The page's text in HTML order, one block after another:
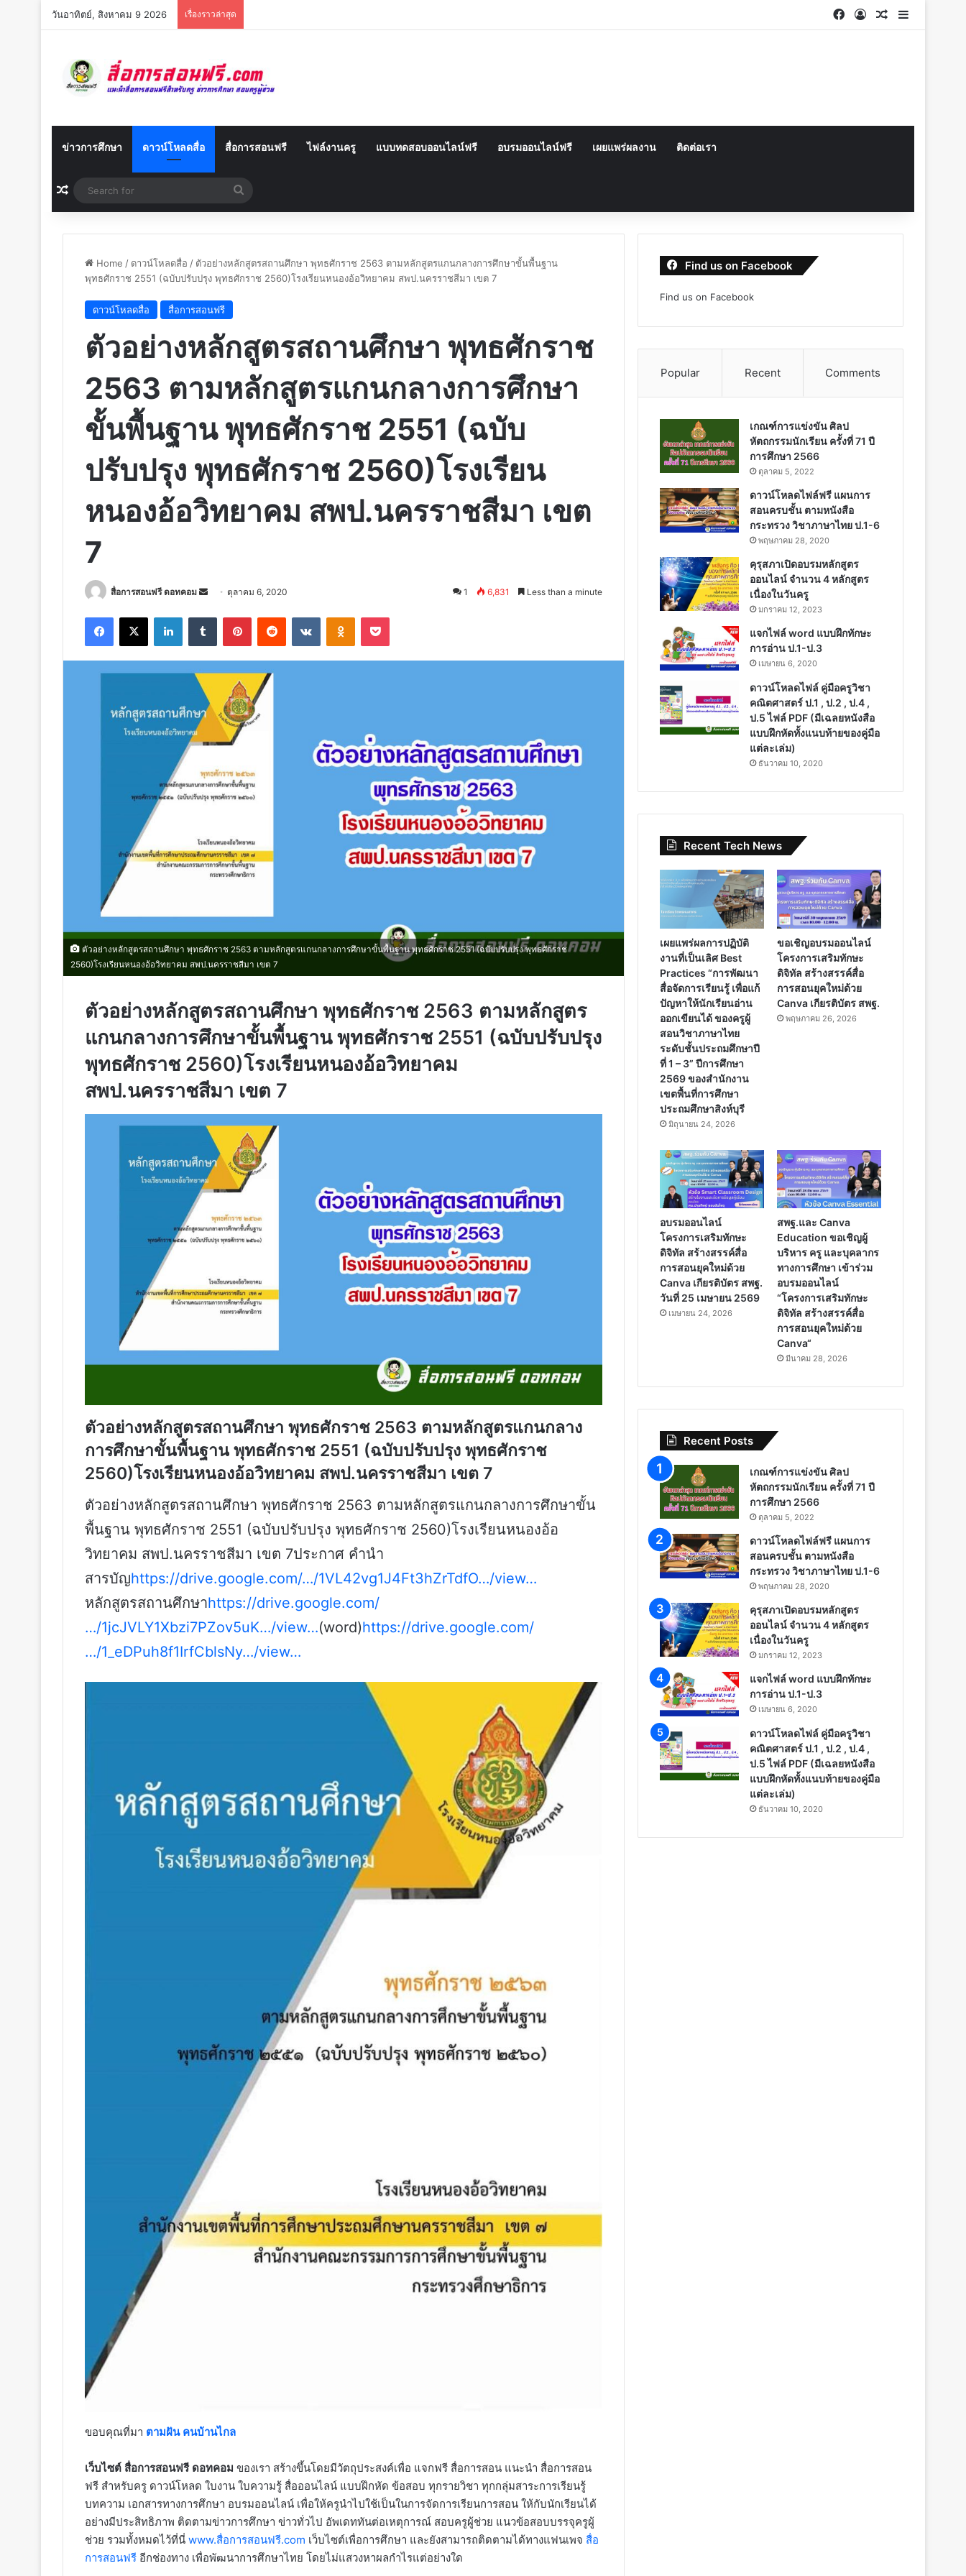
วันอาทิตย์, สิงหาคม 9 2026 เรื่องราวล่าสุด Facebook
Log InRandom
Sidebar
ข่าวการศึกษา ดาวน์โหลดสื่อ สื่อการสอนฟรี ไฟล์งานครู แบบทดสอบออนไลน์ฟรี อบรมออนไลน์ฟรี เผยแพร่ผลงาน ติดต่อเรา
Random Article
for
Home / ดาวน์โหลดสื่อ / ตัวอย่างหลักสูตรสถานศึกษา พุทธศักราช 2563 ตามหลักสูตรแกนกลางการศึกษาขั้นพื้นฐาน
พุทธศักราช 2551 (ฉบับปรับปรุง พุทธศักราช 2560)โรงเรียนหนองอ้อวิทยาคม สพป.นครราชสีมา เขต 7
ดาวน์โหลดสื่อ สื่อการสอนฟรี
ตัวอย่างหลักสูตรสถานศึกษา พุทธศักราช
2563 ตามหลักสูตรแกนกลางการศึกษา
ขั้นพื้นฐาน พุทธศักราช 2551 (ฉบับ
ปรับปรุง พุทธศักราช 2560)โรงเรียน
หนองอ้อวิทยาคม สพป.นครราชสีมา เขต
7
สื่อการสอนฟรี ดอทคอม
Send ตุลาคม 6, 2020 1 6,831 Less than a minute
Facebook
X LinkedInTumblr PinterestReddit VKontakteOdnoklassniki
Pocket
ตัวอย่างหลักสูตรสถานศึกษา พุทธศักราช 2563 ตามหลักสูตรแกนกลางการศึกษาขั้นพื้นฐาน พุทธศักราช 2551 (ฉบับปรับปรุง พุทธศักราช
2560)โรงเรียนหนองอ้อวิทยาคม สพป.นครราชสีมา เขต 7
ตัวอย่างหลักสูตรสถานศึกษา พุทธศักราช 2563 ตามหลักสูตร
แกนกลางการศึกษาขั้นพื้นฐาน พุทธศักราช 2551 (ฉบับปรับปรุง
พุทธศักราช 2560)โรงเรียนหนองอ้อวิทยาคม
สพป.นครราชสีมา เขต 7
ตัวอย่างหลักสูตรสถานศึกษา พุทธศักราช 2563 ตามหลักสูตรแกนกลาง
การศึกษาขั้นพื้นฐาน พุทธศักราช 2551 (ฉบับปรับปรุง พุทธศักราช
2560)โรงเรียนหนองอ้อวิทยาคม สพป.นครราชสีมา เขต 7
ตัวอย่างหลักสูตรสถานศึกษา พุทธศักราช 2563 ตามหลักสูตรแกนกลางการศึกษาขั้น
พื้นฐาน พุทธศักราช 2551 (ฉบับปรับปรุง พุทธศักราช 2560)โรงเรียนหนองอ้อ
วิทยาคม สพป.นครราชสีมา เขต 7ประกาศ คำนำ
สารบัญhttps://drive.google.com/…/1VL42vg1J4Ft3hZrTdfO…/view…
หลักสูตรสถานศึกษาhttps://drive.google.com/
…/1jcJVLY1Xbzi7PZov5uK…/view…(word)https://drive.google.com/
…/1_eDPuh8f1IrfCblsNy…/view…
ขอบคุณที่มา ตามฝัน คนบ้านไกล
เว็บไซต์ สื่อการสอนฟรี ดอทคอม ของเรา สร้างขึ้นโดยมีวัตถุประสงค์เพื่อ แจกฟรี สื่อการสอน แนะนำ สื่อการสอน
ฟรี สำหรับครู ดาวน์โหลด ใบงาน ใบความรู้ สื่อออนไลน์ แบบฝึกหัด ข้อสอบ ทุกรายวิชา ทุกกลุ่มสาระการเรียนรู้
บทความ เอกสารทางการศึกษา อบรมออนไลน์ เพื่อให้ครูนำไปใช้เป็นในการจัดการเรียนการสอน ให้กับนักเรียนได้
อย่างมีประสิทธิภาพ ติดตามข่าวการศึกษา ข่าวทั่วไป อัพเดททันต่อเหตุการณ์ สอบครูผู้ช่วย แนวข้อสอบบรรจุครูผู้
ช่วย รวมทั้งหมดไว้ที่นี่ www.สื่อการสอนฟรี.com เว็บไซต์เพื่อการศึกษา และยังสามารถติดตามได้ทางแฟนเพจ สื่อ
การสอนฟรี อีกช่องทาง เพื่อพัฒนาการศึกษาไทย โดยไม่แสวงหาผลกำไรแต่อย่างใด
Find us on Facebook
Find us on Facebook
Popular Recent Comments
เกณฑ์การแข่งขัน ศิลป
หัตถกรรมนักเรียน ครั้งที่ 71 ปี
การศึกษา 2566
ตุลาคม 5, 2022
ดาวน์โหลดไฟล์ฟรี แผนการ
สอนครบชั้น ตามหนังสือ
กระทรวง วิชาภาษาไทย ป.1-6
พฤษภาคม 28, 2020
คุรุสภาเปิดอบรมหลักสูตร
ออนไลน์ จำนวน 4 หลักสูตร
เนื่องในวันครู
มกราคม 12, 2023
แจกไฟล์ word แบบฝึกทักษะ
การอ่าน ป.1-ป.3
เมษายน 6, 2020
ดาวน์โหลดไฟล์ คู่มือครูวิชา
คณิตศาสตร์ ป.1 , ป.2 , ป.4 ,
ป.5 ไฟล์ PDF (มีเฉลยหนังสือ
แบบฝึกหัดทั้งแนบท้ายของคู่มือ
แต่ละเล่ม)
ธันวาคม 10, 2020
Recent Tech News
เผยแพร่ผลการปฏิบัติ
งานที่เป็นเลิศ Best
Practices “การพัฒนา
สื่อจัดการเรียนรู้ เพื่อแก้
ปัญหาให้นักเรียนอ่าน
ออกเขียนได้ ของครูผู้
สอนวิชาภาษาไทย
ระดับชั้นประถมศึกษาปี
ที่ 1 – 3” ปีการศึกษา
2569 ของสำนักงาน
เขตพื้นที่การศึกษา
ประถมศึกษาสิงห์บุรี
มิถุนายน 24, 2026
ขอเชิญอบรมออนไลน์
โครงการเสริมทักษะ
ดิจิทัล สร้างสรรค์สื่อ
การสอนยุคใหม่ด้วย
Canva เกียรติบัตร สพฐ.
พฤษภาคม 26, 2026
อบรมออนไลน์
โครงการเสริมทักษะ
ดิจิทัล สร้างสรรค์สื่อ
การสอนยุคใหม่ด้วย
Canva เกียรติบัตร สพฐ.
วันที่ 25 เมษายน 2569
เมษายน 24, 2026
สพฐ.และ Canva
Education ขอเชิญผู้
บริหาร ครู และบุคลากร
ทางการศึกษา เข้าร่วม
อบรมออนไลน์
“โครงการเสริมทักษะ
ดิจิทัล สร้างสรรค์สื่อ
การสอนยุคใหม่ด้วย
Canva“
มีนาคม 28, 2026
Recent Posts
เกณฑ์การแข่งขัน ศิลป
หัตถกรรมนักเรียน ครั้งที่ 71 ปี
การศึกษา 2566
ตุลาคม 5, 2022
ดาวน์โหลดไฟล์ฟรี แผนการ
สอนครบชั้น ตามหนังสือ
กระทรวง วิชาภาษาไทย ป.1-6
พฤษภาคม 28, 2020
คุรุสภาเปิดอบรมหลักสูตร
ออนไลน์ จำนวน 4 หลักสูตร
เนื่องในวันครู
มกราคม 12, 2023
แจกไฟล์ word แบบฝึกทักษะ
การอ่าน ป.1-ป.3
เมษายน 6, 2020
ดาวน์โหลดไฟล์ คู่มือครูวิชา
คณิตศาสตร์ ป.1 , ป.2 , ป.4 ,
ป.5 ไฟล์ PDF (มีเฉลยหนังสือ
แบบฝึกหัดทั้งแนบท้ายของคู่มือ
แต่ละเล่ม)
ธันวาคม 10, 2020